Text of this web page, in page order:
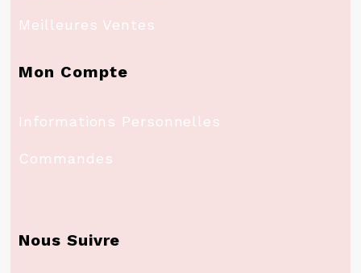
Meilleures Ventes
Mon Compte
Informations Personnelles
Commandes
Nous Suivre